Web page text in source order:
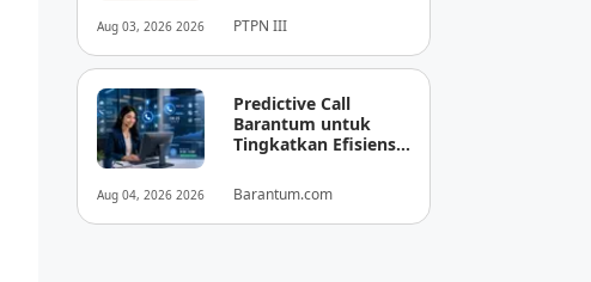
Aug 03, 2026 2026
Aparatur
Perkebunan Lewat
Pelatihan Avenza
Maps di Way Kanan
PTPN III
Aug 04, 2026 2026
Predictive Call
Barantum untuk
Tingkatkan Efisiensi
Barantum.com